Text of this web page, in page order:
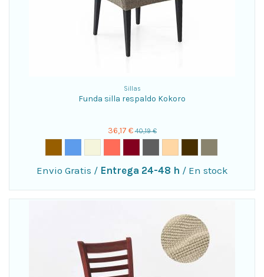
Sillas
Funda silla respaldo Kokoro
36,17 € 40,19 €
Envio Gratis / Entrega 24-48 h / En stock